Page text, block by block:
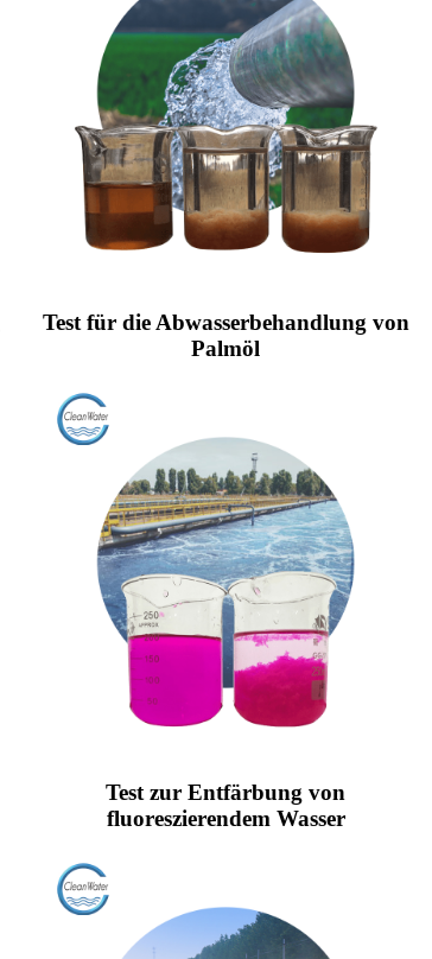
Test für die Abwasserbehandlung von
Palmöl
Test zur Entfärbung von
fluoreszierendem Wasser